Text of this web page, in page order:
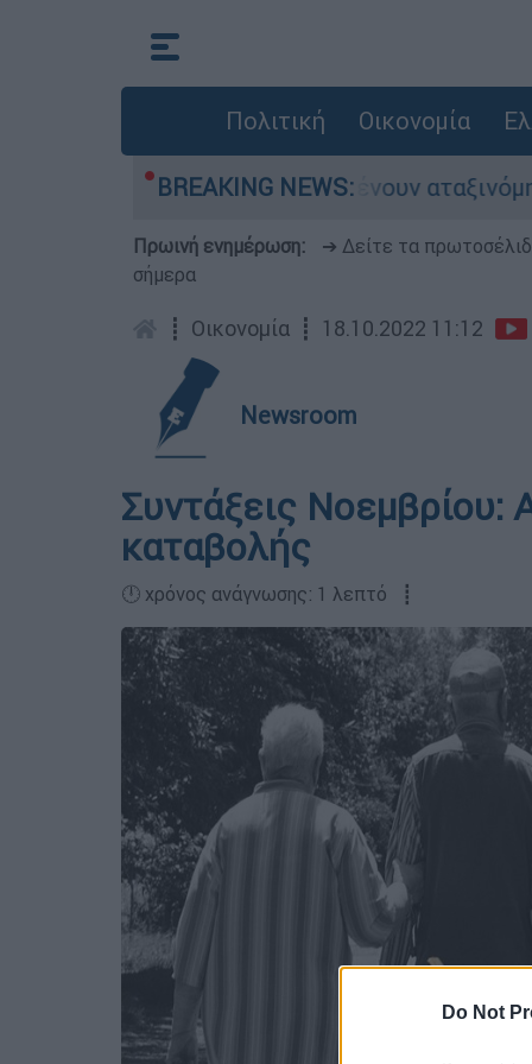
Do Not
Πολιτική Οικονομία
BREAKING NEWS:
αυτοκίνητα παραμένουν αταξινόμητα -
Πρωινή ενημέρωση: ➔ Δείτε τα
σήμερα
┋ Οικονομία ┋ 18.10.2022 11:12
Newsroom
Συντάξεις Νοεμβρίου:
καταβολής
🕛 χρόνος ανάγνωσης: 1 λεπτό ┋